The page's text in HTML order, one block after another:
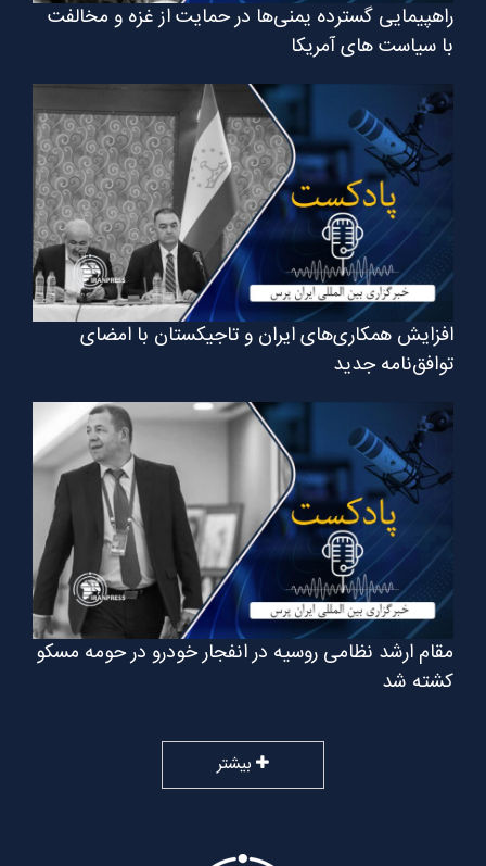
راهپیمایی گسترده یمنی‌ها در حمایت از غزه و مخالفت
با سیاست های آمریکا
افزایش همکاری‌های ایران و تاجیکستان با امضای
توافق‌نامه جدید
مقام ارشد نظامی روسیه در انفجار خودرو در حومه مسکو
کشته شد
بیشتر